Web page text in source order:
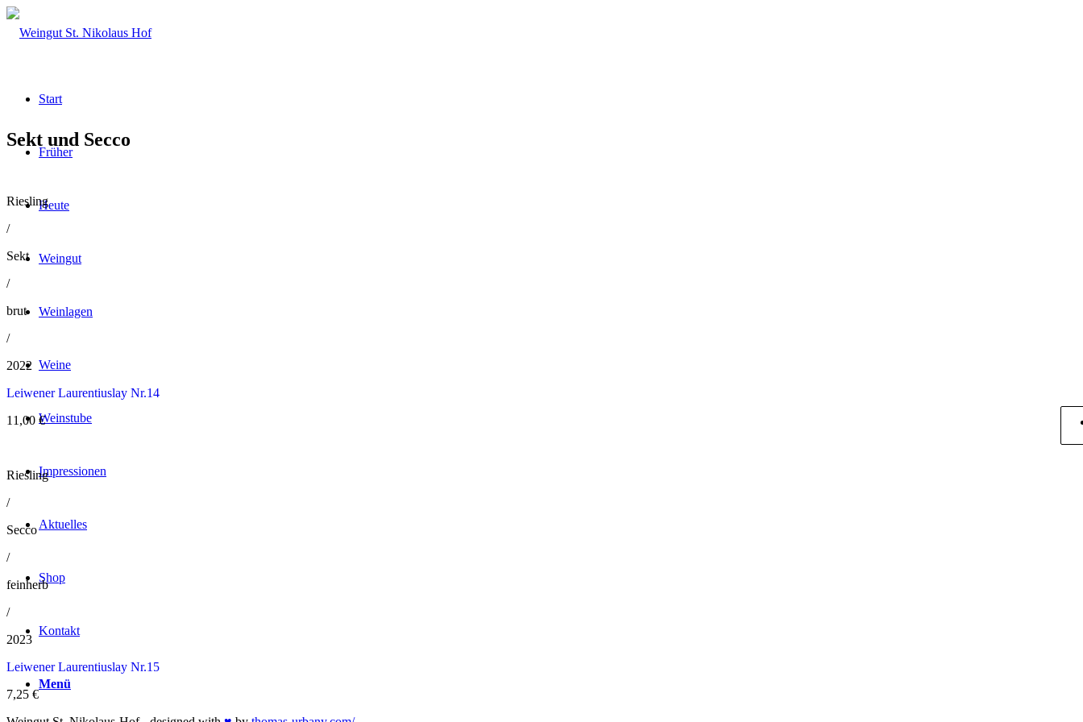
Start
Früher
Heute
Weingut
Weinlagen
Weine
Weinstube
Impressionen
Aktuelles
Shop
Kontakt
Menü
Sekt und Secco
Riesling
/
Sekt
/
brut
/
2022
Leiwener Laurentiuslay Nr.14
11,00 €
Riesling
/
Secco
/
feinherb
/
2023
Leiwener Laurentiuslay Nr.15
7,25 €